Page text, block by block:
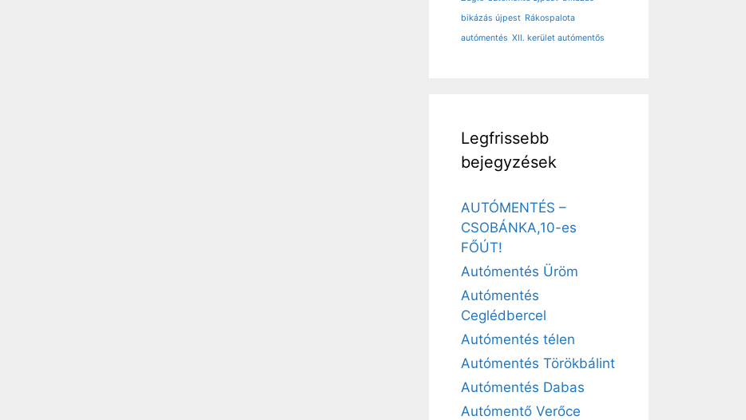
bikázás újpest Rákospalota
autómentés XII. kerület autómentős
Legfrissebb
bejegyzések
AUTÓMENTÉS –
CSOBÁNKA,10-es
FŐÚT!
Autómentés Üröm
Autómentés
Ceglédbercel
Autómentés télen
Autómentés Törökbálint
Autómentés Dabas
Autómentő Verőce